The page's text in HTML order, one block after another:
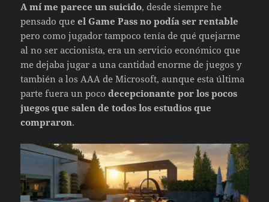
A mí me parece un suicido, desde siempre he
pensado que el Game Pass no podía ser rentable
pero como jugador tampoco tenía de qué quejarme
al no ser accionista, era un servicio económico que
me dejaba jugar a una cantidad enorme de juegos y
también a los AAA de Microsoft, aunque esta última
parte fuera un pocodecepcionante por los pocos
juegos que salen de todos los estudios que
compraron.